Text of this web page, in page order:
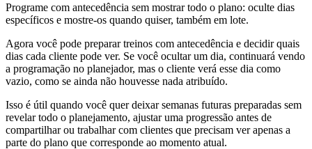
Programe com antecedência sem mostrar todo o plano: oculte dias
específicos e mostre-os quando quiser, também em lote.
Agora você pode preparar treinos com antecedência e decidir quais
dias cada cliente pode ver. Se você ocultar um dia, continuará vendo
a programação no planejador, mas o cliente verá esse dia como
vazio, como se ainda não houvesse nada atribuído.
Isso é útil quando você quer deixar semanas futuras preparadas sem
revelar todo o planejamento, ajustar uma progressão antes de
compartilhar ou trabalhar com clientes que precisam ver apenas a
parte do plano que corresponde ao momento atual.